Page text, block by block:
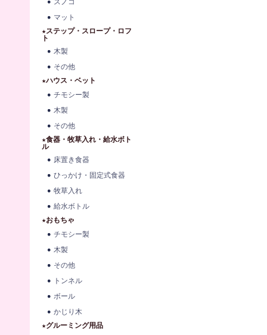
スノコ
マット
★ステップ・スロープ・ロフ
ト
木製
その他
★ハウス・ベット
チモシー製
木製
その他
★食器・牧草入れ・給水ボト
ル
床置き食器
ひっかけ・固定式食器
牧草入れ
給水ボトル
★おもちゃ
チモシー製
木製
その他
トンネル
ボール
かじり木
★グルーミング用品